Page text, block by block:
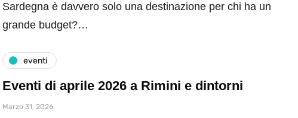
Sardegna è davvero solo una destinazione per chi ha un
grande budget?…
eventi
Eventi di aprile 2026 a Rimini e dintorni
Marzo 31, 2026